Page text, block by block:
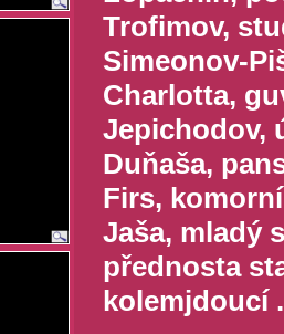
Trofimov,
Simeonov-
Charlotta,
Jepichodov,
Duňaša,
Firs,
Jaša, mladý
přednosta
kolemjdoucí